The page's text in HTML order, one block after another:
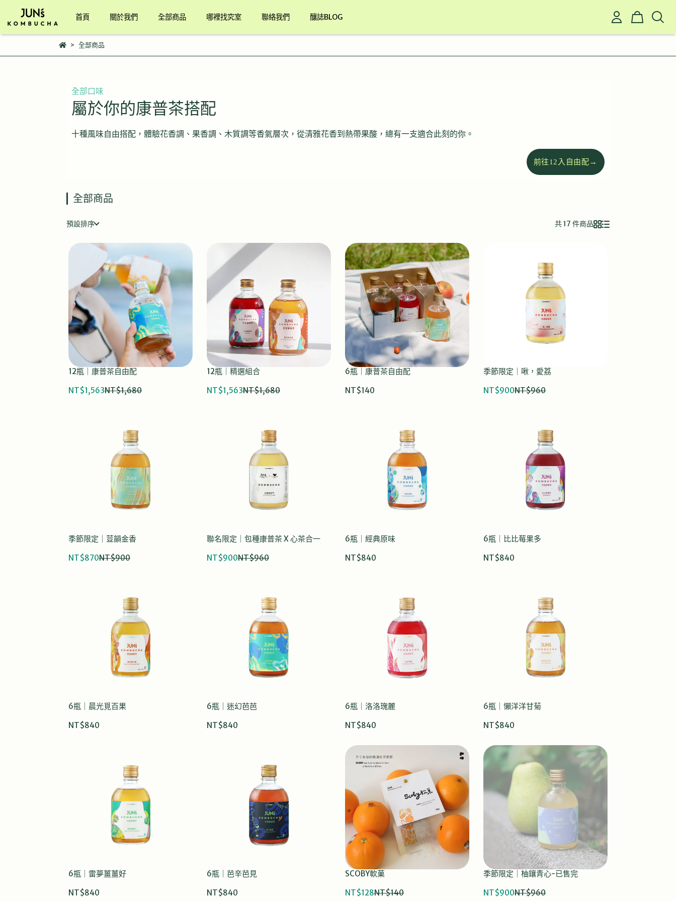
首頁 關於我們 全部商品 哪裡找究室 聯絡我們 釀誌BLOG
全部商品
全部口味
屬於你的康普茶搭配
十種風味自由搭配，體驗花香調、果香調、木質調等香氣層次，從清雅花香到熱帶果酸，總有一支適合此刻的你。
前往12入自由配→
全部商品
預設排序 共 17 件商品
12瓶｜康普茶自由配
NT$1,563NT$1,680
12瓶｜精選組合
NT$1,563NT$1,680
6瓶｜康普茶自由配
NT$140
季節限定｜啾，愛荔
NT$900NT$960
季節限定｜荳韻金香
NT$870NT$900
聯名限定｜包種康普茶 X 心茶合一
NT$900NT$960
6瓶｜經典原味
NT$840
6瓶｜比比莓果多
NT$840
6瓶｜晨光覓百果
NT$840
6瓶｜迷幻芭芭
NT$840
6瓶｜洛洛瑰麗
NT$840
6瓶｜懶洋洋甘菊
NT$840
6瓶｜雷夢薑薑好
NT$840
6瓶｜芭辛芭見
NT$840
SCOBY軟菓
NT$128NT$140
季節限定｜柚鑲青心-已售完
NT$900NT$960